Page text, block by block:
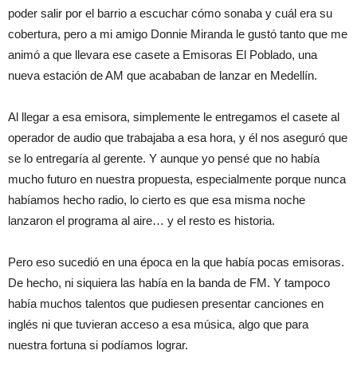
poder salir por el barrio a escuchar cómo sonaba y cuál era su
cobertura, pero a mi amigo Donnie Miranda le gustó tanto que me
animó a que llevara ese casete a Emisoras El Poblado, una
nueva estación de AM que acababan de lanzar en Medellín.
Al llegar a esa emisora, simplemente le entregamos el casete al
operador de audio que trabajaba a esa hora, y él nos aseguró que
se lo entregaría al gerente. Y aunque yo pensé que no había
mucho futuro en nuestra propuesta, especialmente porque nunca
habíamos hecho radio, lo cierto es que esa misma noche
lanzaron el programa al aire… y el resto es historia.
Pero eso sucedió en una época en la que había pocas emisoras.
De hecho, ni siquiera las había en la banda de FM. Y tampoco
había muchos talentos que pudiesen presentar canciones en
inglés ni que tuvieran acceso a esa música, algo que para
nuestra fortuna si podíamos lograr.